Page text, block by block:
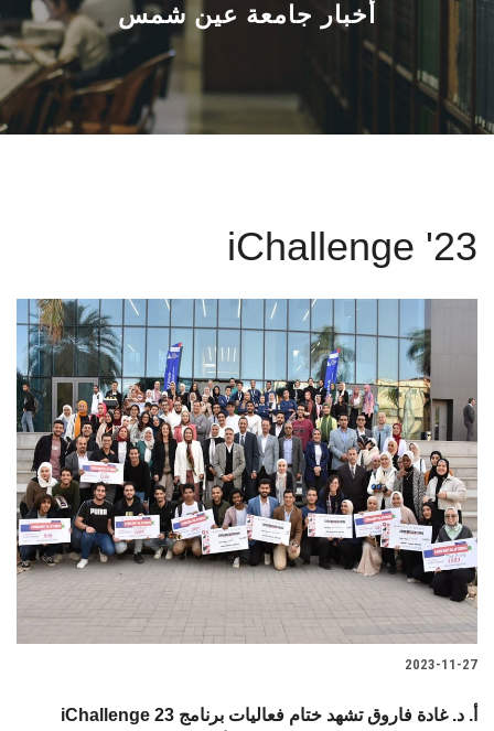
القطاعـات
الشئون الأكاديمية
البحث العلمي
الأنظمة الذكية
الإعلام
تواصل معنا
الطلاب
هيئة التدريس
الدراسات العليا
أخبار جامعة عين شمس
iChallenge '23
2023-11-27
iChallenge 23 أ. د. غادة فاروق تشهد ختام فعاليات برنامج